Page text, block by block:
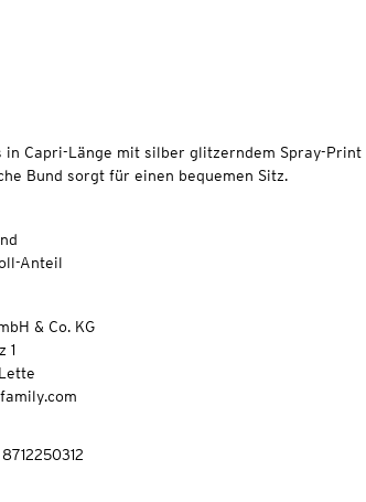
in Capri-Länge mit silber glitzerndem Spray-Print
Bund sorgt für einen bequemen Sitz.
Anteil
& Co. KG
1
8712250312